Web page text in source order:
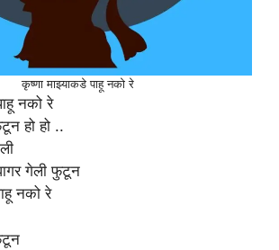
कृष्णा माझ्याकडे पाहू नको रे
नको रे
हो हो ..
गेली फुटून
नको रे